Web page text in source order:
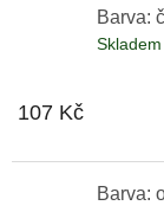
Barva:
Skladem
107 Kč
Barva: